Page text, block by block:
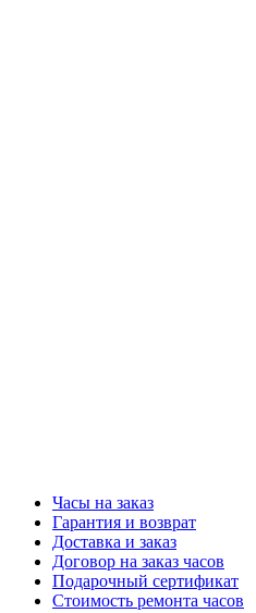
Часы на заказ
Гарантия и возврат
Доставка и заказ
Договор на заказ часов
Подарочный сертификат
Стоимость ремонта часов